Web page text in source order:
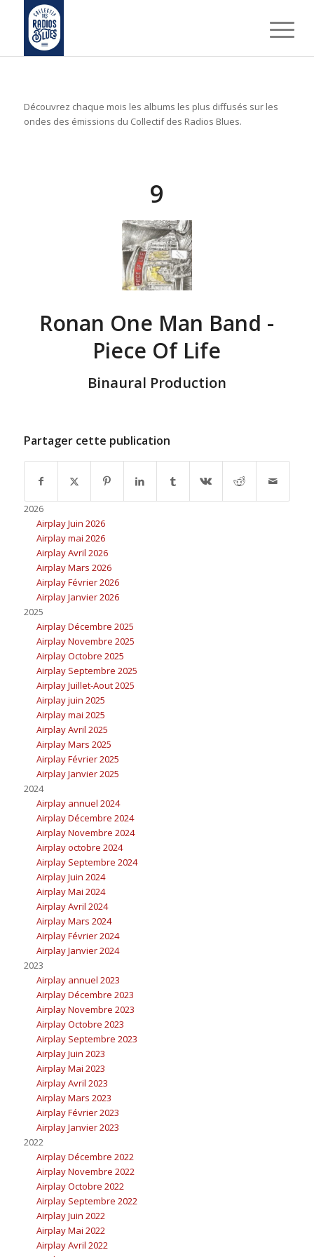
Découvrez chaque mois les albums les plus diffusés sur les
ondes des émissions du Collectif des Radios Blues.
9
Ronan One Man Band -
Piece Of Life
Binaural Production
Partager cette publication
2026
Airplay Juin 2026
Airplay mai 2026
Airplay Avril 2026
Airplay Mars 2026
Airplay Février 2026
Airplay Janvier 2026
2025
Airplay Décembre 2025
Airplay Novembre 2025
Airplay Octobre 2025
Airplay Septembre 2025
Airplay Juillet-Aout 2025
Airplay juin 2025
Airplay mai 2025
Airplay Avril 2025
Airplay Mars 2025
Airplay Février 2025
Airplay Janvier 2025
2024
Airplay annuel 2024
Airplay Décembre 2024
Airplay Novembre 2024
Airplay octobre 2024
Airplay Septembre 2024
Airplay Juin 2024
Airplay Mai 2024
Airplay Avril 2024
Airplay Mars 2024
Airplay Février 2024
Airplay Janvier 2024
2023
Airplay annuel 2023
Airplay Décembre 2023
Airplay Novembre 2023
Airplay Octobre 2023
Airplay Septembre 2023
Airplay Juin 2023
Airplay Mai 2023
Airplay Avril 2023
Airplay Mars 2023
Airplay Février 2023
Airplay Janvier 2023
2022
Airplay Décembre 2022
Airplay Novembre 2022
Airplay Octobre 2022
Airplay Septembre 2022
Airplay Juin 2022
Airplay Mai 2022
Airplay Avril 2022